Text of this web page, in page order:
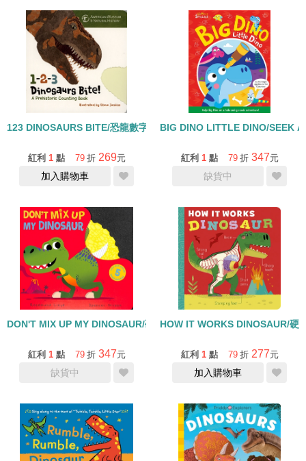
123 DINOSAURS BITE/恐龍數字基礎認知硬頁書
紅利 1 點 79 折 269元
加入購物車
BIG DINO LITTLE DINO/SEEK
紅利 1 點 79 折 347元
缺貨中
DON'T MIX UP MY DINOSAUR/硬頁
紅利 1 點 79 折 347元
缺貨中
HOW IT WORKS DINOSAUR/硬
紅利 1 點 79 折 277元
加入購物車